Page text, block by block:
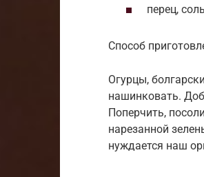
перец, соль
Способ
Огурцы,
нашинковать.
Поперчить,
нарезанной
нуждается наш